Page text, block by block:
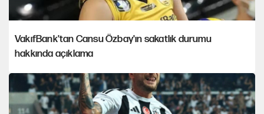
VakıfBank'tan Cansu Özbay'ın sakatlık durumu
hakkında açıklama